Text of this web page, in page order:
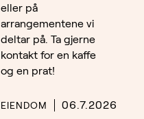
eller på
arrangementene vi
deltar på. Ta gjerne
kontakt for en kaffe
og en prat!
EIENDOM 06.7.2026